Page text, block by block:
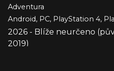
Adventura
Android, PC, PlayStation 4,
2026 - Blíže neurčeno
2019)